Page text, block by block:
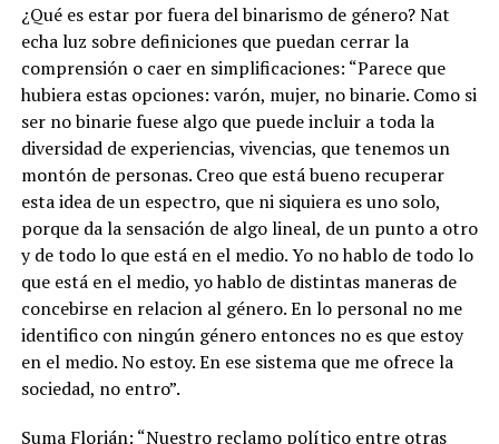
¿Qué es estar por fuera del binarismo de género? Nat
echa luz sobre definiciones que puedan cerrar la
comprensión o caer en simplificaciones: “Parece que
hubiera estas opciones: varón, mujer, no binarie. Como si
ser no binarie fuese algo que puede incluir a toda la
diversidad de experiencias, vivencias, que tenemos un
montón de personas. Creo que está bueno recuperar
esta idea de un espectro, que ni siquiera es uno solo,
porque da la sensación de algo lineal, de un punto a otro
y de todo lo que está en el medio. Yo no hablo de todo lo
que está en el medio, yo hablo de distintas maneras de
concebirse en relacion al género. En lo personal no me
identifico con ningún género entonces no es que estoy
en el medio. No estoy. En ese sistema que me ofrece la
sociedad, no entro”.
Suma Florián: “Nuestro reclamo político entre otras